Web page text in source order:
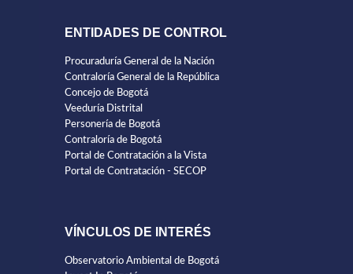
ENTIDADES DE CONTROL
Procuraduría General de la Nación
Contraloría General de la República
Concejo de Bogotá
Veeduría Distrital
Personería de Bogotá
Contraloría de Bogotá
Portal de Contratación a la Vista
Portal de Contratación - SECOP
VÍNCULOS DE INTERÉS
Observatorio Ambiental de Bogotá